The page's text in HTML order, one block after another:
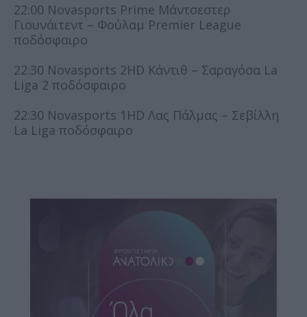
22:00 Novasports Prime Μάντσεστερ
Γιουνάιτεντ – Φούλαμ Premier League
ποδόσφαιρο
22:30 Novasports 2HD Κάντιθ – Σαραγόσα La
Liga 2 ποδόσφαιρο
22:30 Novasports 1HD Λας Πάλμας – Σεβίλλη
La Liga ποδόσφαιρο